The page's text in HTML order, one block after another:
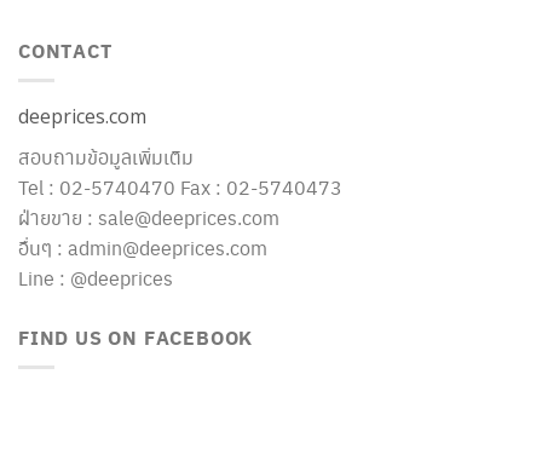
CONTACT
deeprices.com
สอบถามข้อมูลเพิ่มเติม
Tel : 02-5740470 Fax : 02-5740473
ฝ่ายขาย : sale@deeprices.com
อื่นๆ : admin@deeprices.com
Line : @deeprices
FIND US ON FACEBOOK